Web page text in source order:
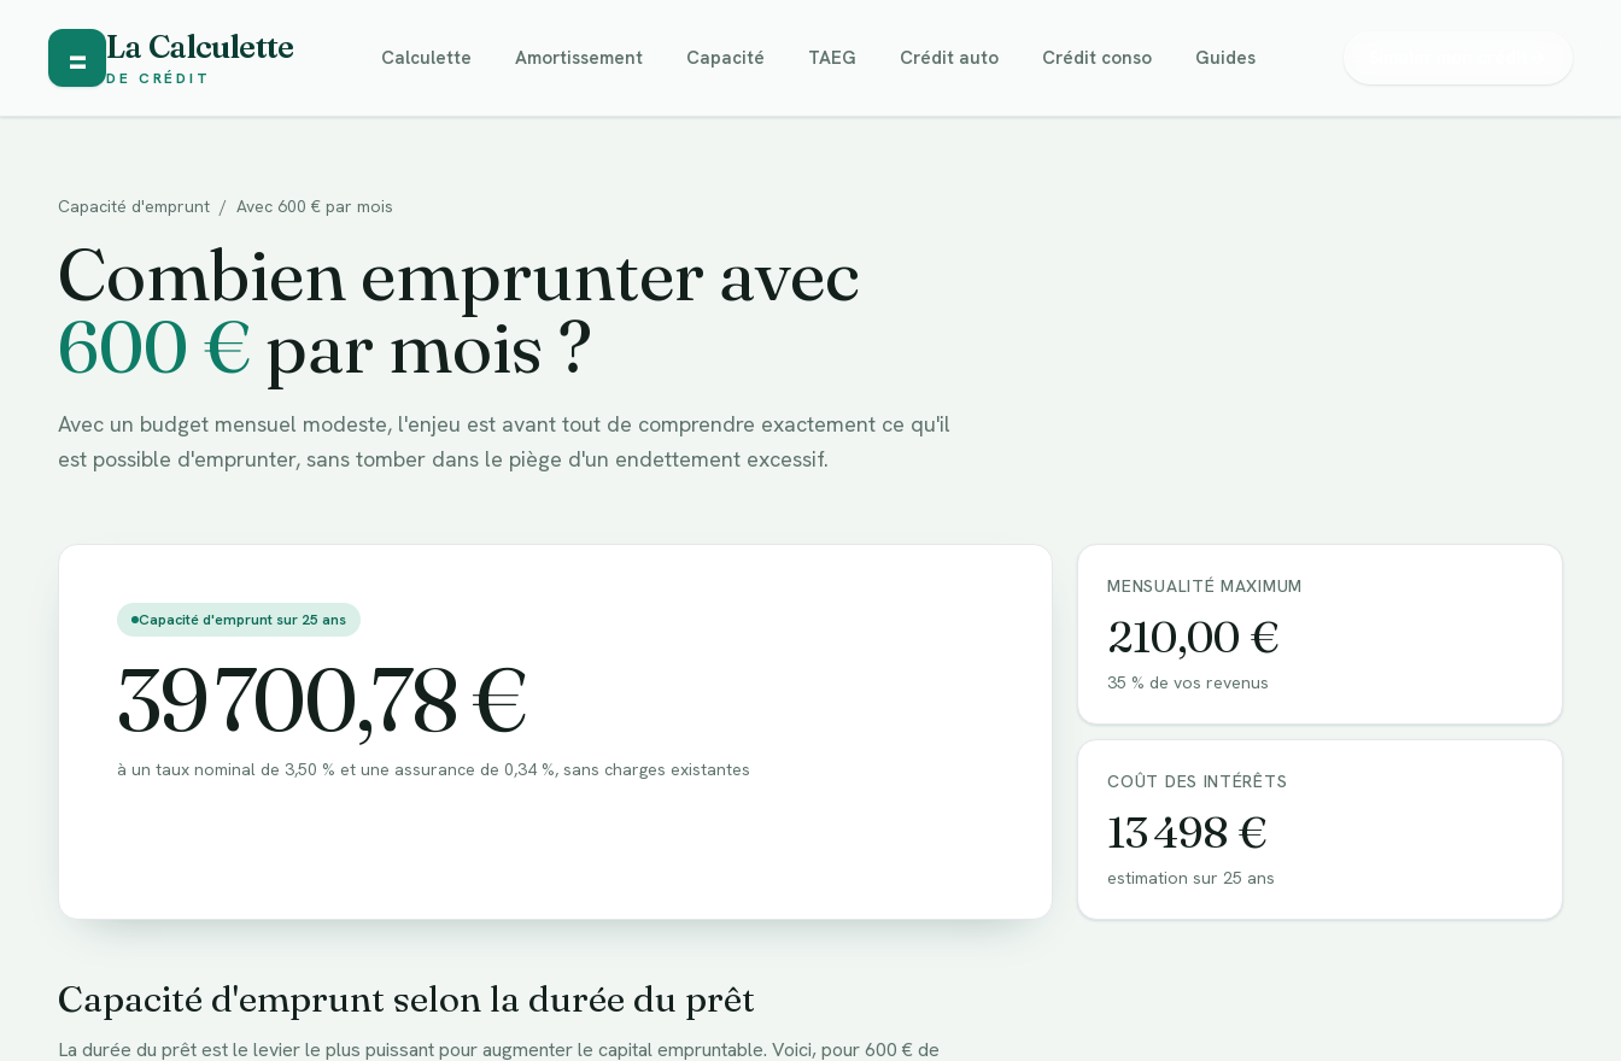
= La Calculette
DE CRÉDIT
Calculette Amortissement Capacité TAEG Crédit auto Crédit conso Guides
Capacité d'emprunt / Avec 600 € par mois
Combien emprunter avec
600 €par mois ?
Avec un budget mensuel modeste, l'enjeu est avant tout de comprendre exactement ce qu'il
est possible d'emprunter, sans tomber dans le piège d'un endettement excessif.
Capacité d'emprunt sur 25 ans
39 700,78 €
à un taux nominal de 3,50 % et une assurance de 0,34 %, sans charges existantes
MENSUALITÉ MAXIMUM
210,00 €
35 % de vos revenus
COÛT DES INTÉRÊTS
13 498 €
estimation sur 25 ans
Capacité d'emprunt selon la durée du prêt
La durée du prêt est le levier le plus puissant pour augmenter le capital empruntable. Voici, pour600 € de